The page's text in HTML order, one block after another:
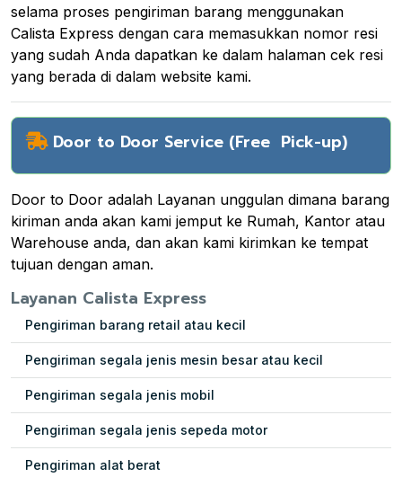
selama proses pengiriman barang menggunakan
Calista Express dengan cara memasukkan nomor resi
yang sudah Anda dapatkan ke dalam halaman cek resi
yang berada di dalam website kami.
Door to Door Service (Free Pick-up)
Door to Door adalah Layanan unggulan dimana barang
kiriman anda akan kami jemput ke Rumah, Kantor atau
Warehouse anda, dan akan kami kirimkan ke tempat
tujuan dengan aman.
Layanan Calista Express
Pengiriman barang retail atau kecil
Pengiriman segala jenis mesin besar atau kecil
Pengiriman segala jenis mobil
Pengiriman segala jenis sepeda motor
Pengiriman alat berat